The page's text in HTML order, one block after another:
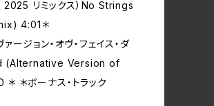
2025 リミックス）No Strings
4:01＊
ァージョン‧オヴ‧フェイス‧ダ
(Alternative Version of
＊ボーナス‧トラック